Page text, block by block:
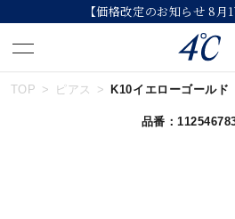
【価格改定のお知らせ 8月
TOP ピアス K10イエローゴールド
品番：